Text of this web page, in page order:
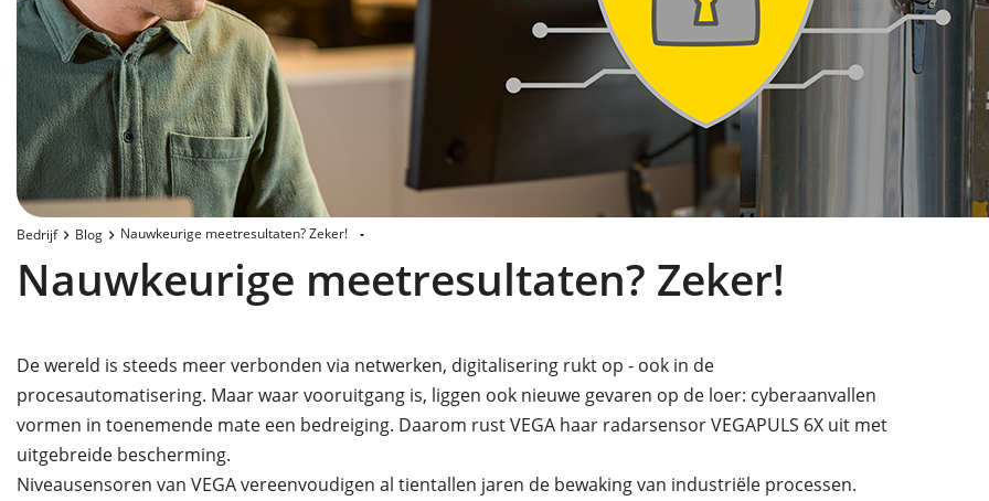
Bedrijf Blog Nauwkeurige meetresultaten? Zeker!
Nauwkeurige meetresultaten? Zeker!
De wereld is steeds meer verbonden via netwerken, digitalisering rukt op - ook in de
procesautomatisering. Maar waar vooruitgang is, liggen ook nieuwe gevaren op de loer: cyberaanvallen
vormen in toenemende mate een bedreiging. Daarom rust VEGA haar radarsensor VEGAPULS 6X uit met
uitgebreide bescherming.
Niveausensoren van VEGA vereenvoudigen al tientallen jaren de bewaking van industriële processen.